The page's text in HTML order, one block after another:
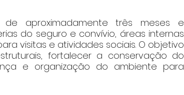
aproximadamente três meses e
do seguro e convívio, áreas internas
visitas e atividades sociais. O objetivo
fortalecer a conservação do
e organização do ambiente para